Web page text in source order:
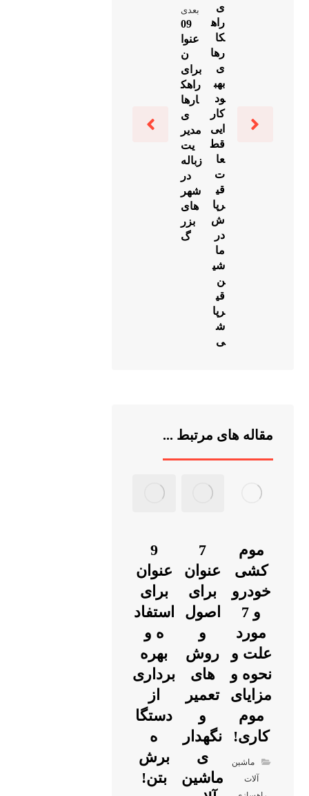
ی
راه
کا
رها
ی
بهب
ود
کار
ایی
قط
عا
ت
قی
رپا
ش
در
ما
شی
ن
قی
رپا
ش
ی
بعدی
09
عنوا
ن
برای
راهک
ارها
ی
مدیر
یت
زباله
در
شهر
های
بزر
گ
مقاله های مرتبط ...
موم
کشی
خودرو
و 7
مورد
علت و
نحوه و
مزایای
موم
کاری!
ماشین
آلات
7
عنوان
برای
اصول
و
روش
های
تعمیر
و
نگهدار
ی
ماشین
9
عنوان
برای
استفاد
ه و
بهره
برداری
از
دستگا
ه
برش
بتن!
درباره
شرکت
شرکت
کمپرس
آخرین
مقالات